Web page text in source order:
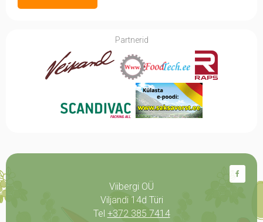
Partnerid
Viibergi OÜ
Viljandi 14d Türi
Tel +372 385 7414